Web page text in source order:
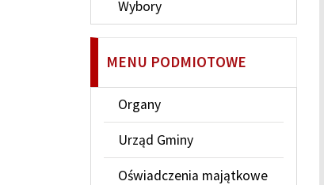
Wybory
MENU PODMIOTOWE
Organy
Urząd Gminy
Oświadczenia majątkowe